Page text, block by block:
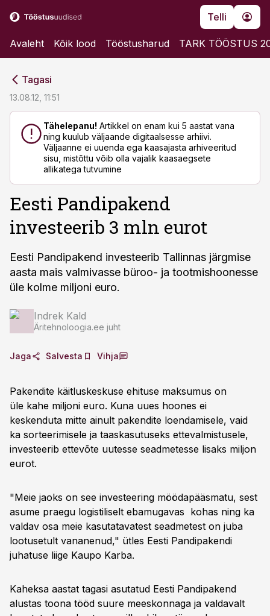
Telli
Avaleht Kõik lood Tööstusharud TARK TÖÖSTUS
Tagasi
13.08.12, 11:51
Tähelepanu! Artikkel on enam kui 5 aastat vana
ning kuulub väljaande digitaalsesse arhiivi.
Väljaanne ei uuenda ega kaasajasta arhiveeritud
sisu, mistõttu võib olla vajalik kaasaegsete
allikatega tutvumine
Eesti Pandipakend
investeerib 3 mln eurot
Eesti Pandipakend investeerib Tallinnas järgmise
aasta mais valmivasse büroo- ja tootmishoonesse
üle kolme miljoni euro.
Indrek Kald
Äritehnoloogia.ee juht
Jaga Salvesta Vihja
Pakendite käitluskeskuse ehituse maksumus on
üle kahe miljoni euro. Kuna uues hoones ei
keskenduta mitte ainult pakendite loendamisele, vaid
ka sorteerimisele ja taaskasutuseks ettevalmistusele,
investeerib ettevõte uutesse seadmetesse lisaks miljon
eurot.
"Meie jaoks on see investeering möödapääsmatu, sest
asume praegu logistiliselt ebamugavas kohas ning ka
valdav osa meie kasutatavatest seadmetest on juba
lootusetult vananenud," ütles Eesti Pandipakendi
juhatuse liige Kaupo Karba.
Kaheksa aastat tagasi asutatud Eesti Pandipakend
alustas toona tööd suure meeskonnaga ja valdavalt